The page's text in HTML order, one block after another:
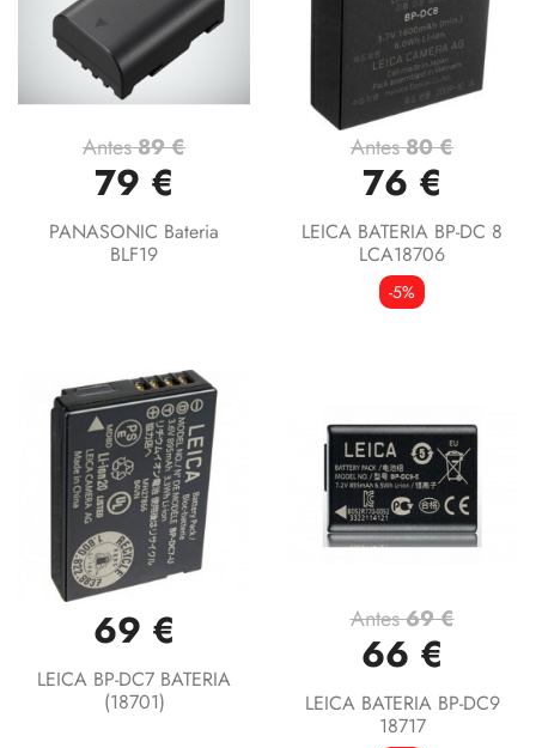
Antes89 €
79 €
PANASONIC Bateria
BLF19
Antes80 €
76 €
LEICA BATERIA BP-DC 8
LCA18706
-5%
69 €
LEICA BP-DC7 BATERIA
(18701)
Antes69 €
66 €
LEICA BATERIA BP-DC9
18717